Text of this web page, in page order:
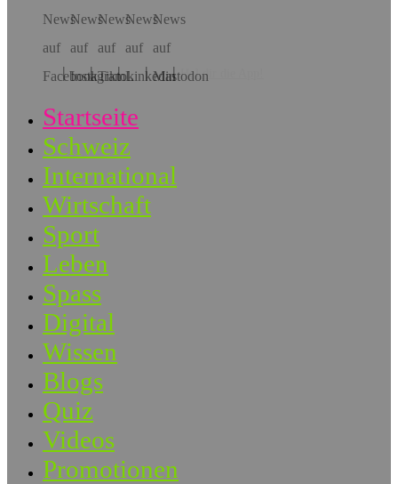
Hol dir die App!
Startseite
Schweiz
International
Wirtschaft
Sport
Leben
Spass
Digital
Wissen
Blogs
Quiz
Videos
Promotionen